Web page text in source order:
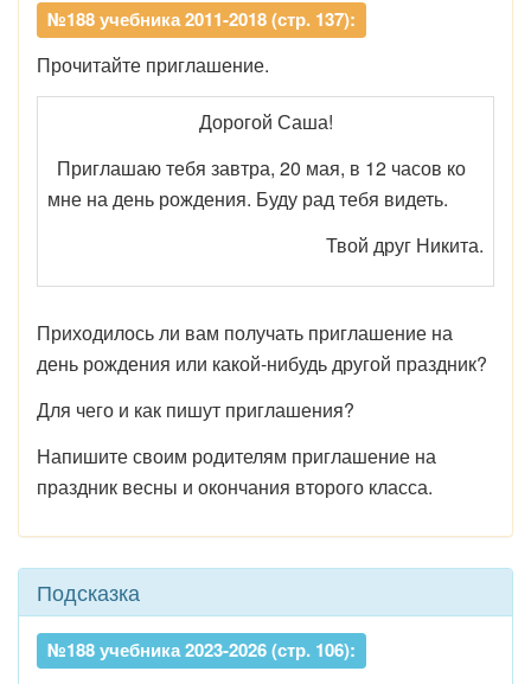
№188 учебника 2011-2018 (стр. 137):
Прочитайте приглашение.
Дорогой Саша!
Приглашаю тебя завтра, 20 мая, в 12 часов ко
мне на день рождения. Буду рад тебя видеть.
Твой друг Никита.
Приходилось ли вам получать приглашение на
день рождения или какой-нибудь другой праздник?
Для чего и как пишут приглашения?
Напишите своим родителям приглашение на
праздник весны и окончания второго класса.
Подсказка
№188 учебника 2023-2026 (стр. 106):